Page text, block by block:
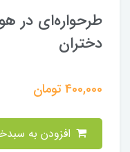
طرحواره‌ای در
دختران
400,000تومان